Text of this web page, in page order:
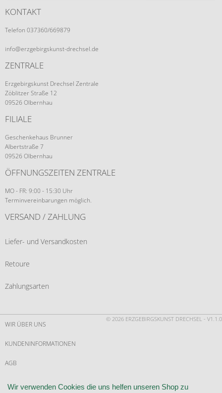
KONTAKT
Telefon 037360/669879
info@erzgebirgskunst-drechsel.de
ZENTRALE
Erzgebirgskunst Drechsel Zentrale
Zöblitzer Straße 12
09526 Olbernhau
FILIALE
Geschenkehaus Brunner
Albertstraße 7
09526 Olbernhau
ÖFFNUNGSZEITEN ZENTRALE
MO - FR: 9:00 - 15:30 Uhr
Terminvereinbarungen möglich.
VERSAND / ZAHLUNG
Liefer- und Versandkosten
Retoure
Zahlungsarten
© 2026 ERZGEBIRGSKUNST DRECHSEL - V1.1.0
WIR ÜBER UNS
KUNDENINFORMATIONEN
AGB
WIDERRUF
Wir verwenden Cookies die uns helfen unseren Shop zu